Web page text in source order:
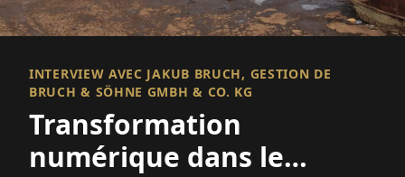
INTERVIEW AVEC JAKUB BRUCH, GESTION DE
BRUCH & SÖHNE GMBH & CO. KG
Transformation
numérique dans le